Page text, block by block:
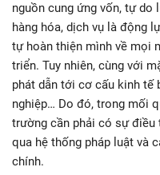
nguồn cung ứng vốn, tự do
hàng hóa, dịch vụ là động
tự hoàn thiện mình về mọi
triển. Tuy nhiên, cùng với
phát dẫn tới cơ cấu kinh tế
nghiệp… Do đó, trong mối
trường cần phải có sự
qua hệ thống pháp luật và
chính.